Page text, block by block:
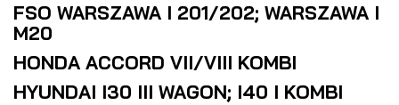
FSO WARSZAWA I 201/202; WARSZAWA I
M20
HONDA ACCORD VII/VIII KOMBI
HYUNDAI I30 III WAGON; I40 I KOMBI